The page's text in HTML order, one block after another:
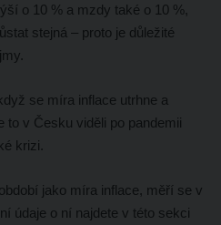
o 10 % a mzdy také o 10 %,
stejná – proto je důležité
se míra inflace utrhne a
to v Česku viděli po pandemii
krizi.
jako míra inflace, měří se v
údaje o ní najdete v této sekci